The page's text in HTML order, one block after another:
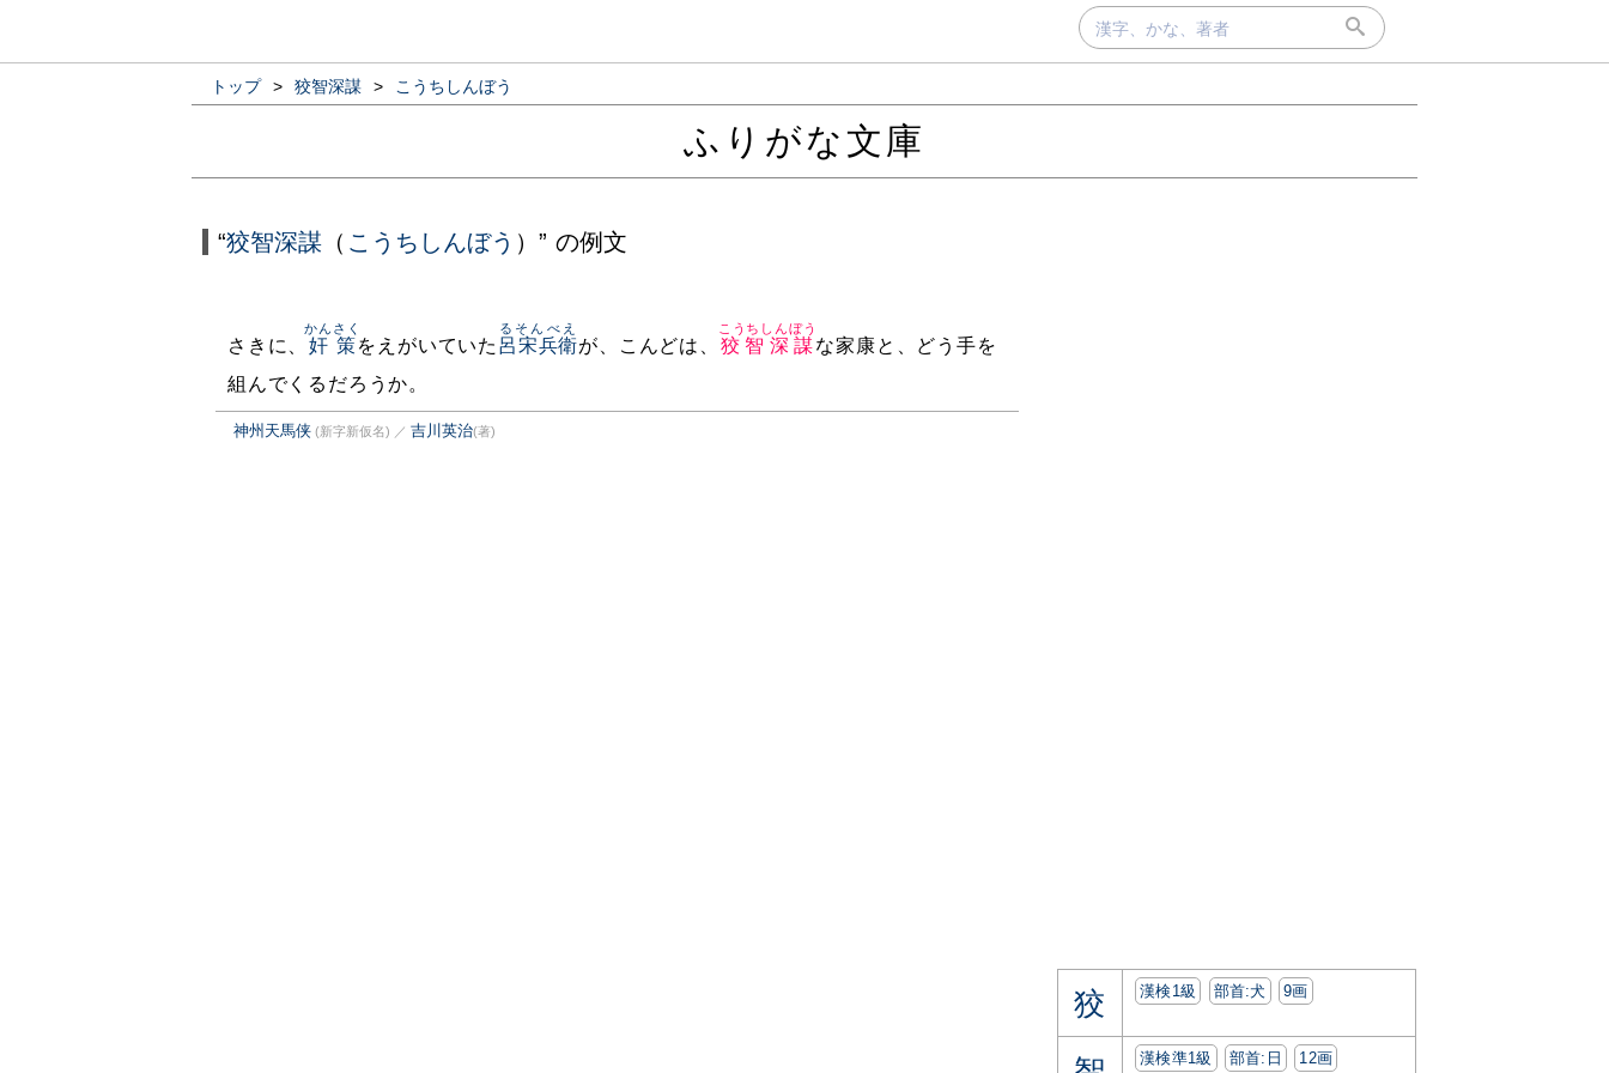
トップ > 狡智深謀 > こうちしんぼう
ふりがな文庫
“狡智深謀 （ こうちしんぼう ）” の例文
さきに、 奸策
かんさく
をえがいていた 呂宋兵衛
るそんべえ
が、こんどは、 狡智深謀
こうちしんぼう
な家康と、どう手を
組んでくるだろうか。
神州天馬侠 (新字新仮名) ／ 吉川英治(著)
狡 漢検1級 部首:⽝ 9画
漢検準1級 部首:⽇ 12画